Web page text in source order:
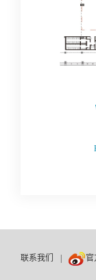
联系我们 官